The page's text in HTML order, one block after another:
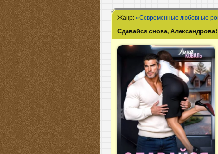
Жанр:«Современные любовные
Сдавайся снова, Александрова!